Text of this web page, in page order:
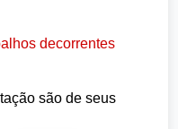
decorrentes
são de seus